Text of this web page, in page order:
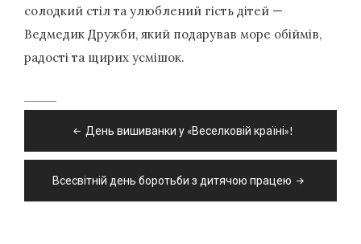
солодкий стіл та улюблений гість дітей —
Ведмедик Дружби, який подарував море обіймів,
радості та щирих усмішок.
записівДень вишиванки у «Веселковій країні»!
Всесвітній день боротьби з дитячою працею